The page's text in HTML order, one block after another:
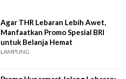
Agar THR Lebaran Lebih Awet,
Manfaatkan Promo Spesial BRI
untuk Belanja Hemat
LAMPUNG